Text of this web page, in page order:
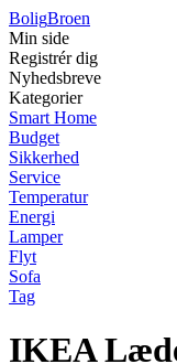
BoligBroen
Min side
Registrér dig
Nyhedsbreve
Kategorier
Smart Home
Budget
Sikkerhed
Service
Temperatur
Energi
Lamper
Flyt
Sofa
Tag
IKEA